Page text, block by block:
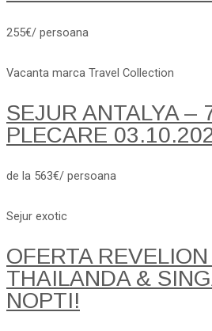
255€/ persoana
Vacanta marca Travel Collection
SEJUR ANTALYA –
PLECARE
de la 563€/ persoana
Sejur exotic
OFERTA
THAILANDA &
NOPTI!